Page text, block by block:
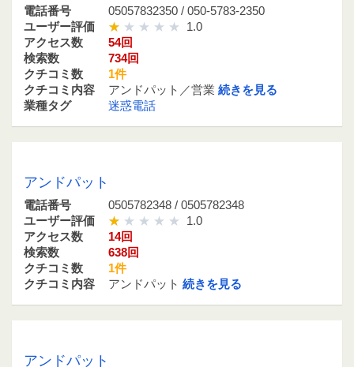
電話番号
05057832350 / 050-5783-2350
ユーザー評価
1.0
アクセス数
54回
検索数
734回
クチコミ数
1件
クチコミ内容
アンドパット／営業 続きを見る
業種タグ
迷惑電話
アンドパット
電話番号
0505782348 / 0505782348
ユーザー評価
1.0
アクセス数
14回
検索数
638回
クチコミ数
1件
クチコミ内容
アンドパット 続きを見る
アンドパット